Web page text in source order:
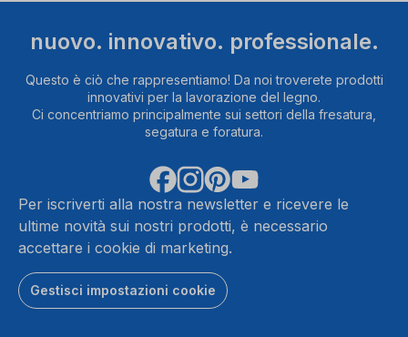
nuovo. innovativo. professionale.
Questo è ciò che rappresentiamo! Da noi troverete prodotti
innovativi per la lavorazione del legno.
Ci concentriamo principalmente sui settori della fresatura,
segatura e foratura.
Per iscriverti alla nostra newsletter e ricevere le
ultime novità sui nostri prodotti, è necessario
accettare i cookie di marketing.
Gestisci impostazioni cookie